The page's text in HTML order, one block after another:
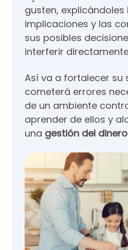
gusten, explicándoles
implicaciones y las
sus posibles
interferir
Así va a fortalecer su
cometerá errores
de un ambiente
aprender de ellos y
una gestión del